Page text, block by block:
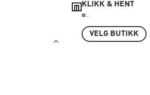
KLIKK & HENT
..
VELG BUTIKK